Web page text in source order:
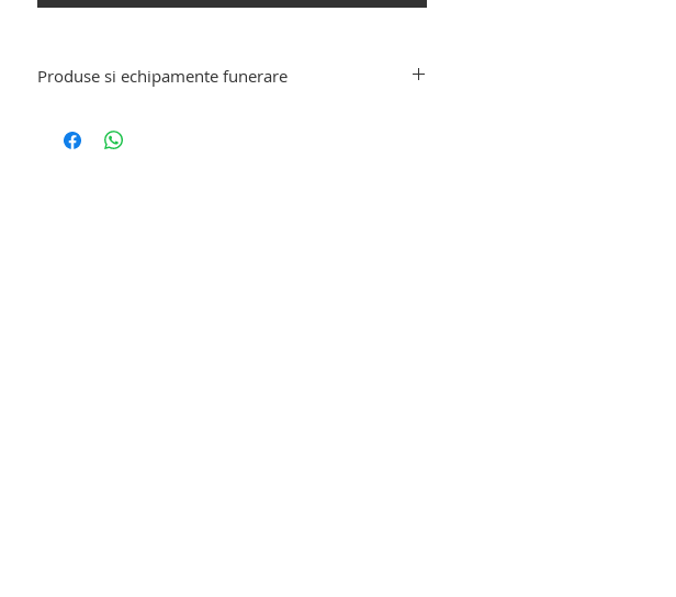
Produse si echipamente funerare
targa de transport decedati, targa de recuperare